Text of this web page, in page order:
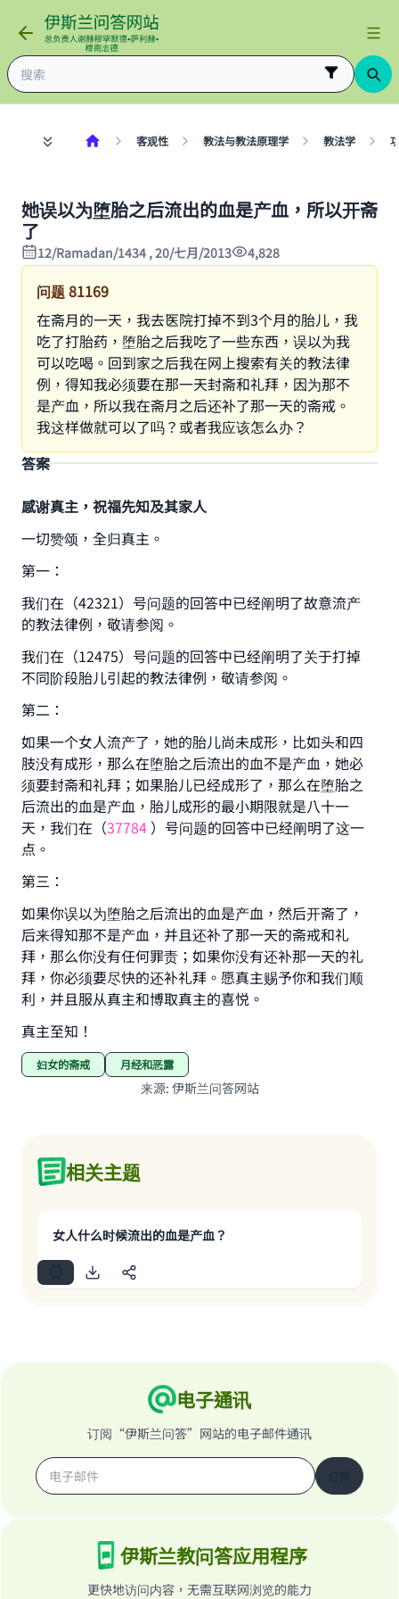
客观性 教法与教法原理学 教法学
她误以为堕胎之后流出的血是产血，所以开斋
了
12/Ramadan/1434 , 20/七月/2013 4,828
问题81169
在斋月的一天，我去医院打掉不到3个月的胎儿，我
吃了打胎药，堕胎之后我吃了一些东西，误以为我
可以吃喝。回到家之后我在网上搜索有关的教法律
例，得知我必须要在那一天封斋和礼拜，因为那不
是产血，所以我在斋月之后还补了那一天的斋戒。
我这样做就可以了吗？或者我应该怎么办？
答案
感谢真主，祝福先知及其家人
一切赞颂，全归真主。
第一：
我们在（42321）号问题的回答中已经阐明了故意流产
的教法律例，敬请参阅。
我们在（12475）号问题的​​回答中已经阐明了关于打掉
不同阶段胎儿引起的教法律例，敬请参阅。
第二：
如果一个女人流产了，她的胎儿尚未成形，比如头和四
肢没有成形，那么在堕胎之后流出的血不是产血，她必
须要封斋和礼拜；如果胎儿已经成形了，那么在堕胎之
后流出的血是产血，胎儿成形的最小期限就是八十一
天，我们在（37784 ）号问题的回答中已经阐明了这一
点。
第三：
如果你误以为堕胎之后流出的血是产血，然后开斋了，
后来得知那不是产血，并且还补了那一天的斋戒和礼
拜，那么你没有任何罪责；如果你没有还补那一天的礼
拜，你必须要尽快的还补礼拜。愿真主赐予你和我们顺
利，并且服从真主和博取真主的喜悦。
真主至知！
妇女的斋戒 月经和恶露
来源: 伊斯兰问答网站
相关主题
女人什么时候流出的血是产血？
电子通讯
订阅“伊斯兰问答”网站的电子邮件通讯
伊斯兰教问答应用程序
更快地访问内容，无需互联网浏览的能力
Make an impact on millions of lives
with your contribution today
"A person who leads others to doing what is
good will earn the same reward as those who
do it."
(MUSLIM, 1893)
Support IslamQA